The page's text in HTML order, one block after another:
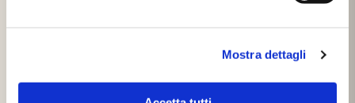
Mostra dettagli